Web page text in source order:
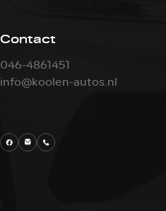
Contact
046-4861451
info@koolen-autos.nl